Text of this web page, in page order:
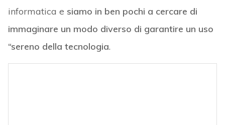
informatica e siamo in ben pochi a cercare di
immaginare un modo diverso di garantire un uso
“sereno della tecnologia.